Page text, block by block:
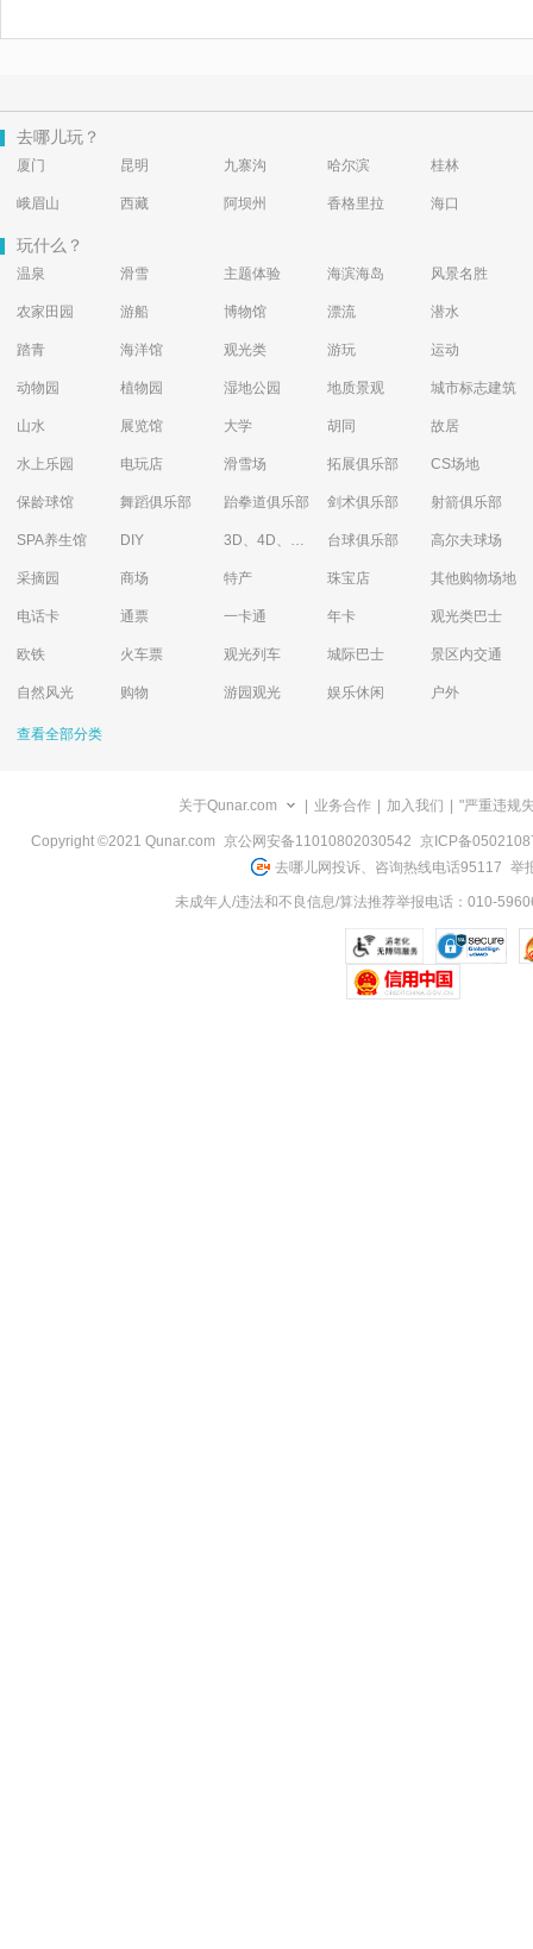
去哪儿玩？
厦门 昆明 九寨沟 哈尔滨 桂林
峨眉山 西藏 阿坝州 香格里拉 海口
玩什么？
温泉 滑雪 主题体验 海滨海岛 风景名胜
农家田园 游船 博物馆 漂流 潜水
踏青 海洋馆 观光类 游玩 运动
动物园 植物园 湿地公园 地质景观 城市标志建筑
山水 展览馆 大学 胡同 故居
水上乐园 电玩店 滑雪场 拓展俱乐部 CS场地
保龄球馆 舞蹈俱乐部 跆拳道俱乐部 剑术俱乐部 射箭俱乐部
SPA养生馆 DIY 3D、4D、5D艺术体验馆 台球俱乐部 高尔夫球场
采摘园 商场 特产 珠宝店 其他购物场地
电话卡 通票 一卡通 年卡 观光类巴士
欧铁 火车票 观光列车 城际巴士 景区内交通
自然风光 购物 游园观光 娱乐休闲 户外
查看全部分类
关于Qunar.com 业务合作 加入我们 "严重违规
Copyright ©2021 Qunar.com 京公网安备11010802030542 京ICP备
去哪儿网投诉、咨询热线电话95117 举
未成年人/违法和不良信息/算法推荐举报电话：010-